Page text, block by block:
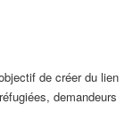
de créer du lien
demandeurs